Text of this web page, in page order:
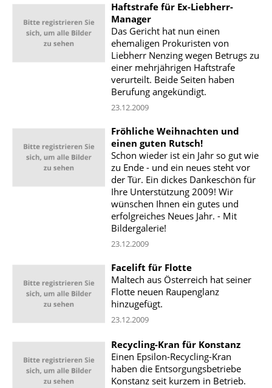
Haftstrafe für Ex-Liebherr-
Manager
Das Gericht hat nun einen
ehemaligen Prokuristen von
Liebherr Nenzing wegen Betrugs zu
einer mehrjährigen Haftstrafe
verurteilt. Beide Seiten haben
Berufung angekündigt.
23.12.2009
Fröhliche Weihnachten und
einen guten Rutsch!
Schon wieder ist ein Jahr so gut wie
zu Ende - und ein neues steht vor
der Tür. Ein dickes Dankeschön für
Ihre Unterstützung 2009! Wir
wünschen Ihnen ein gutes und
erfolgreiches Neues Jahr. - Mit
Bildergalerie!
23.12.2009
Facelift für Flotte
Maltech aus Österreich hat seiner
Flotte neuen Raupenglanz
hinzugefügt.
23.12.2009
Recycling-Kran für Konstanz
Einen Epsilon-Recycling-Kran
haben die Entsorgungsbetriebe
Konstanz seit kurzem in Betrieb.